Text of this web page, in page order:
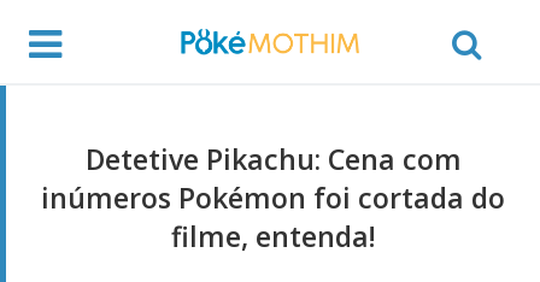
Detetive Pikachu: Cena com
inúmeros Pokémon foi cortada do
filme, entenda!